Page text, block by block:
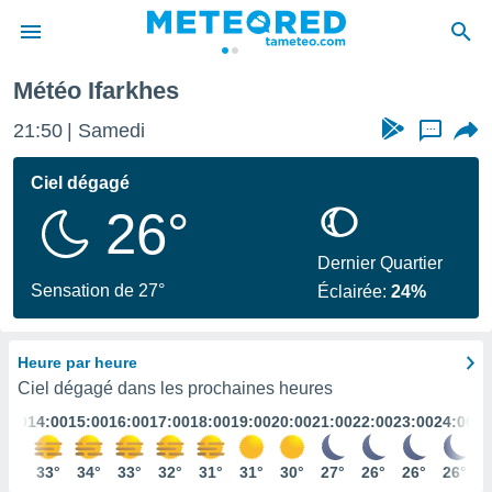
de
en
Météo Ifarkhes
21:50 Samedi ...
Ciel dégagé
26°
Sensation de 27°
Dernier Quartier
Éclairée:24%
Heure par heure
Ciel dégagé dans les prochaines heures
14:00
33°
15:00
34°
16:00
33°
17:00
32°
18:00
31°
19:00
31°
20:00
30°
21:00
27°
22:00
26°
23:00
26°
24:00
26°